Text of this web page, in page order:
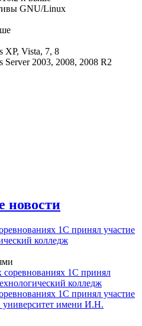
GNU/Linux
XP, Vista, 7, 8
Server 2003, 2008, 2008 R2
новости
1С принял участие
колледж
1С принял участие
университет имени И.Н.